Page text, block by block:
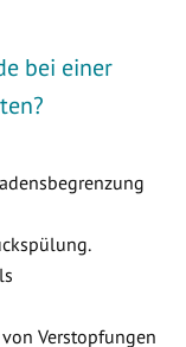
bei einer
Verstopfungen